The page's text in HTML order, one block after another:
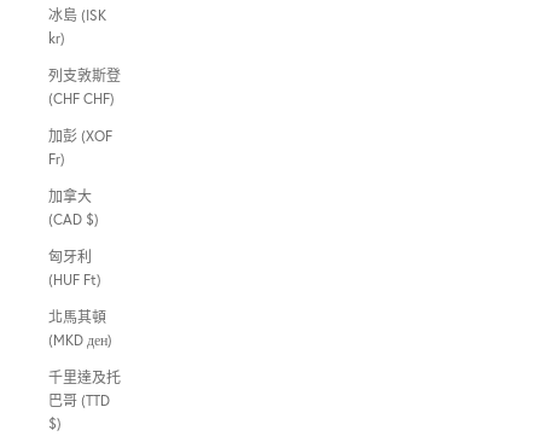
冰島 (ISK
kr)
列支敦斯登
(CHF CHF)
加彭 (XOF
Fr)
加拿大
(CAD $)
匈牙利
(HUF Ft)
北馬其頓
(MKD ден)
千里達及托
巴哥 (TTD
$)